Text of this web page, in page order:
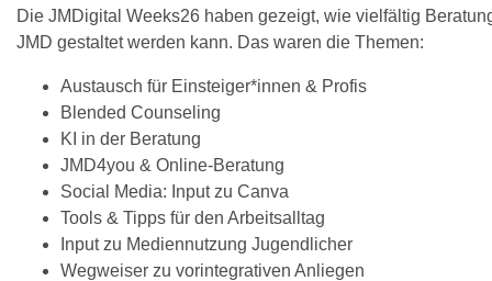
Die JMDigital Weeks26 haben gezeigt, wie vielfältig
JMD gestaltet werden kann. Das waren die Themen:
Austausch für Einsteiger*innen & Profis
Blended Counseling
KI in der Beratung
JMD4you & Online-Beratung
Social Media: Input zu Canva
Tools & Tipps für den Arbeitsalltag
Input zu Mediennutzung Jugendlicher
Wegweiser zu vorintegrativen Anliegen